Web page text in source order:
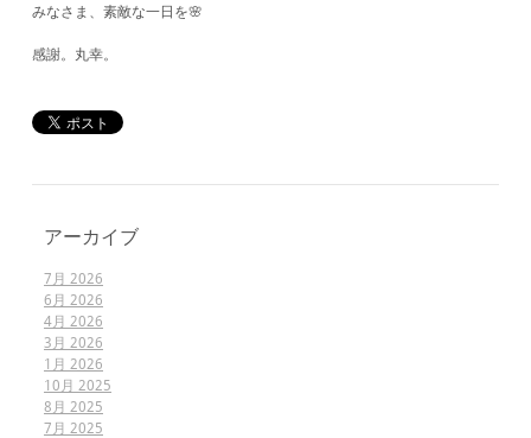
みなさま、素敵な一日を🌸
感謝。丸幸。
アーカイブ
7月 2026
6月 2026
4月 2026
3月 2026
1月 2026
10月 2025
8月 2025
7月 2025